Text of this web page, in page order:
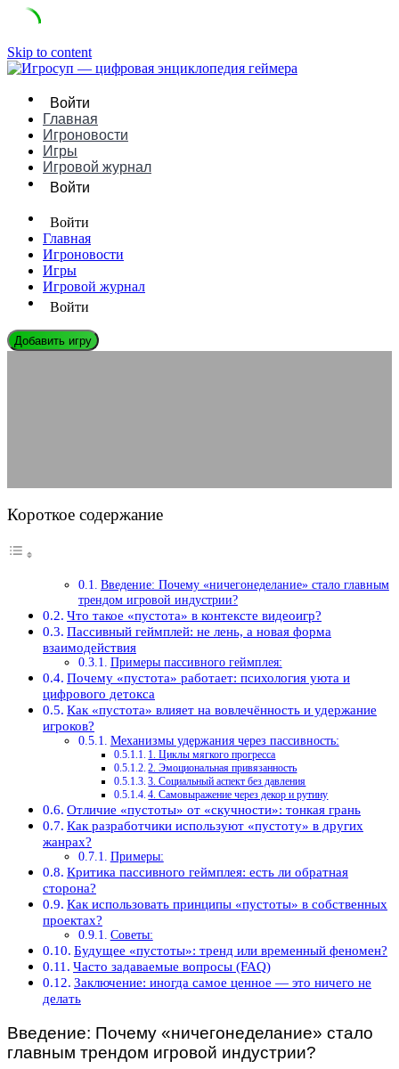
Skip to content
Войти
Главная
Игроновости
Игры
Игровой журнал
Войти
Войти
Главная
Игроновости
Игры
Игровой журнал
Войти
Добавить игру
Короткое содержание
Введение: Почему «ничегонеделание» стало главным
трендом игровой индустрии?
Что такое «пустота» в контексте видеоигр?
Пассивный геймплей: не лень, а новая форма
взаимодействия
Примеры пассивного геймплея:
Почему «пустота» работает: психология уюта и
цифрового детокса
Как «пустота» влияет на вовлечённость и удержание
игроков?
Механизмы удержания через пассивность:
1. Циклы мягкого прогресса
2. Эмоциональная привязанность
3. Социальный аспект без давления
4. Самовыражение через декор и рутину
Отличие «пустоты» от «скучности»: тонкая грань
Как разработчики используют «пустоту» в других
жанрах?
Примеры:
Критика пассивного геймплея: есть ли обратная
сторона?
Как использовать принципы «пустоты» в собственных
проектах?
Советы:
Будущее «пустоты»: тренд или временный феномен?
Часто задаваемые вопросы (FAQ)
Заключение: иногда самое ценное — это ничего не
делать
Введение: Почему «ничегонеделание» стало
главным трендом игровой индустрии?